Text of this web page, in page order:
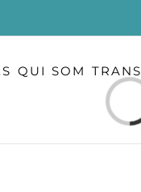
QUI SOM
Loading...